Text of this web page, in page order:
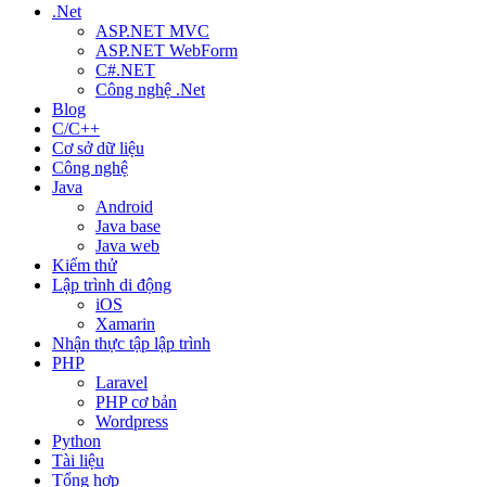
.Net
ASP.NET MVC
ASP.NET WebForm
C#.NET
Công nghệ .Net
Blog
C/C++
Cơ sở dữ liệu
Công nghệ
Java
Android
Java base
Java web
Kiểm thử
Lập trình di động
iOS
Xamarin
Nhận thực tập lập trình
PHP
Laravel
PHP cơ bản
Wordpress
Python
Tài liệu
Tổng hợp